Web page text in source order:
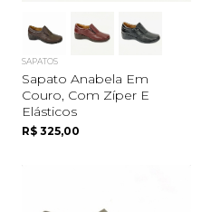
SAPATOS
Sapato Anabela Em
Couro, Com Zíper E
Elásticos
R$ 325,00